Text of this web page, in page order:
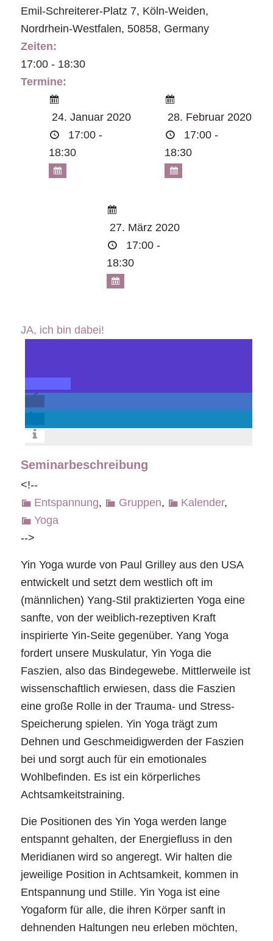
Emil-Schreiterer-Platz 7, Köln-Weiden,
Nordrhein-Westfalen, 50858, Germany
Zeiten:
17:00 - 18:30
Termine:
24. Januar 2020
17:00 -
18:30
28. Februar 2020
17:00 -
18:30
27. März 2020
17:00 -
18:30
JA, ich bin dabei!
Seminarbeschreibung
<!--
Entspannung, Gruppen, Kalender,
Yoga
-->
Yin Yoga wurde von Paul Grilley aus den USA
entwickelt und setzt dem westlich oft im
(männlichen) Yang-Stil praktizierten Yoga eine
sanfte, von der weiblich-rezeptiven Kraft
inspirierte Yin-Seite gegenüber. Yang Yoga
fordert unsere Muskulatur, Yin Yoga die
Faszien, also das Bindegewebe. Mittlerweile ist
wissenschaftlich erwiesen, dass die Faszien
eine große Rolle in der Trauma- und Stress-
Speicherung spielen. Yin Yoga trägt zum
Dehnen und Geschmeidigwerden der Faszien
bei und sorgt auch für ein emotionales
Wohlbefinden. Es ist ein körperliches
Achtsamkeitstraining.
Die Positionen des Yin Yoga werden lange
entspannt gehalten, der Energiefluss in den
Meridianen wird so angeregt. Wir halten die
jeweilige Position in Achtsamkeit, kommen in
Entspannung und Stille. Yin Yoga ist eine
Yogaform für alle, die ihren Körper sanft in
dehnenden Haltungen neu erleben möchten,